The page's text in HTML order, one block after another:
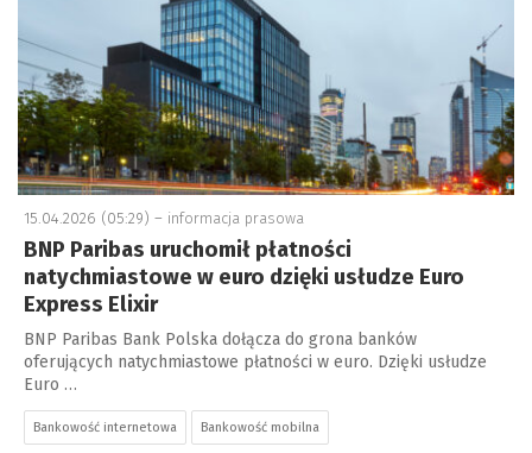
15.04.2026 (05:29) – informacja prasowa
BNP Paribas uruchomił płatności
natychmiastowe w euro dzięki usłudze Euro
Express Elixir
BNP Paribas Bank Polska dołącza do grona banków
oferujących natychmiastowe płatności w euro. Dzięki usłudze
Euro …
Bankowość internetowa Bankowość mobilna